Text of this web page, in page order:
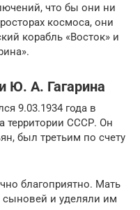
что бы они ни
космоса, они
корабль «Восток» и
Ю. А. Гагарина
9.03.1934 года в
территории СССР. Он
был третьим по счету
благоприятно. Мать
сыновей и уделяли им